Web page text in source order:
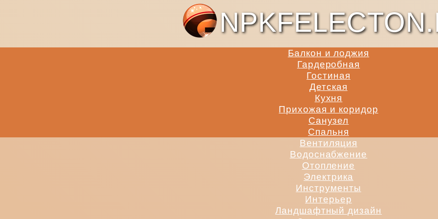
Балкон и лоджия
Гардеробная
Гостиная
Детская
Кухня
Прихожая и коридор
Санузел
Спальня
Вентиляция
Водоснабжение
Отопление
Электрика
Инструменты
Интерьер
Ландшафтный дизайн